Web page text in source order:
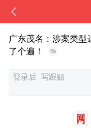
广东茂名：涉案类
了个遍！